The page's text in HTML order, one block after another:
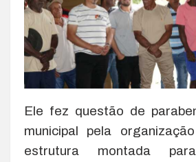
Ele fez questão de
municipal pela
estrutura montada